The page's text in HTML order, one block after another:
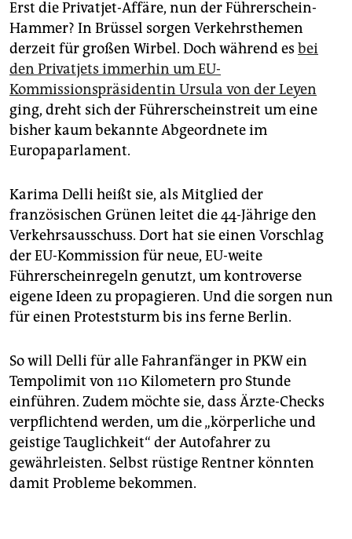
abo
genossenschaft
epaper login
Erst die Privatjet-Affäre, nun der Führerschein-
Hammer? In Brüssel sorgen Verkehrsthemen
derzeit für großen Wirbel. Doch während es bei
den Privatjets immerhin um EU-
Kommissionspräsidentin Ursula von der Leyen
ging, dreht sich der Führerscheinstreit um eine
bisher kaum bekannte Abgeordnete im
Europaparlament.
Karima Delli heißt sie, als Mitglied der
französischen Grünen leitet die 44-Jährige den
Verkehrsausschuss. Dort hat sie einen Vorschlag
der EU-Kommission für neue, EU-weite
Führerscheinregeln genutzt, um kontroverse
eigene Ideen zu propagieren. Und die sorgen nun
für einen Proteststurm bis ins ferne Berlin.
So will Delli für alle Fahranfänger in PKW ein
Tempolimit von 110 Kilometern pro Stunde
einführen. Zudem möchte sie, dass Ärzte-Checks
verpflichtend werden, um die „körperliche und
geistige Tauglichkeit“ der Autofahrer zu
gewährleisten. Selbst rüstige Rentner könnten
damit Probleme bekommen.